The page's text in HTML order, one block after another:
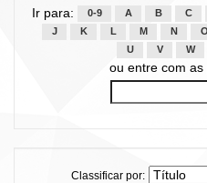
Ir para: 0-9 A B C
J
K L M N O
U
V W
ou entre com
Classificar por: